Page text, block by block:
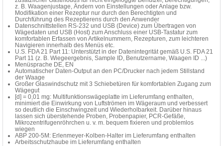
z. B. Waagenjustage, Ändern von Einstellungen oder Anlage bzw.
Modifikation einer Rezeptur nur durch den Berechtigten und
Durchführung des Rezeptierens durch den Anwender
Datenschnittstellen RS-232 und USB (Device) zum Übertragen von
Wägedaten und USB (Host) zum Anschluss einer USB-Tastatur zum
komfortablen Erfassen von Artikelnummern, Rezepturen, zum leichteren
Navigieren innerhalb des Menüs etc.
U.S. FDA 21 Part 11: Unterstützt in der Datenintegrität gemäß U.S. FDA 21
Part 11 (z. B. Wiegeergebnis, Sample ID, Benutzername, Waagen ID ...)
Menüsprache DE, EN
Automatischer Daten-Output an den PC/Drucker nach jedem Stillstand
der Waage
Großer Glaswindschutz mit 3 Schiebetüren für komfortablen Zugang zum
Wägegut
[d] = 0,01 mg: Multifunktionswägeplatte im Lieferumfang enthalten,
minimiert die Einwirkung von Luftströmen im Wägeraum und verbessert
so deutlich die Einschwingzeit und Wiederholbarkeit. Darüber hinaus
lassen sich überstehende Proben, Probenpapier, PCR-Gefäße,
Mikrozentrifugenröhrchen u. v. m. bequem fixieren und problemlos
wiegen
ABP 200-5M: Erlenmeyer-Kolben-Halter im Lieferumfang enthalten
Arbeitsschutzhaube im Lieferumfang enthalten